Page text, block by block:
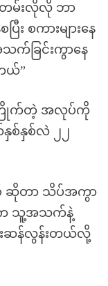
တမ်းလိုလို ဘာ
စကားများနေ
က်ခြင်းကွာနေ
ယ်”
ကြိုက်တဲ့ အလုပ်ကို
စ်နှစ်လဲ ၂၂
ဆိုတာ သိပ်အကွာ
က သူ့အသက်နဲ့
ဆန်လွန်းတယ်လို့